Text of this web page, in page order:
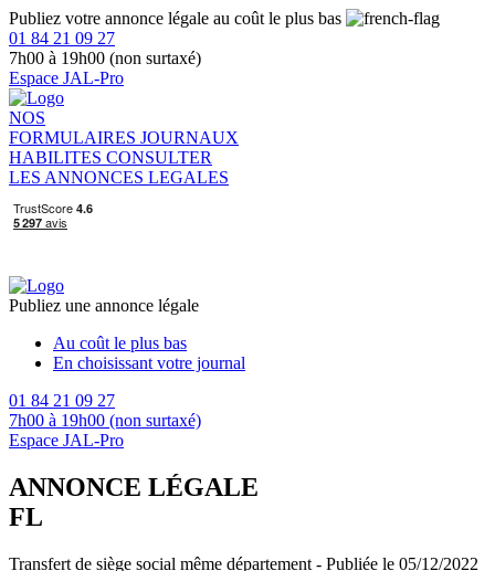
Publiez votre annonce légale au coût le plus bas
01 84 21 09 27
7h00 à 19h00 (non surtaxé)
Espace JAL-Pro
NOS
FORMULAIRES JOURNAUX
HABILITES CONSULTER
LES ANNONCES LEGALES
Publiez une annonce légale
Au coût le plus bas
En choisissant votre journal
01 84 21 09 27
7h00 à 19h00 (non surtaxé)
Espace JAL-Pro
ANNONCE LÉGALE
FL
Transfert de siège social même département - Publiée le 05/12/2022